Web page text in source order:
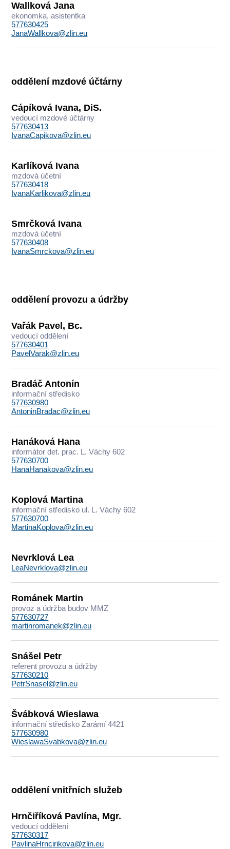
Wallková Jana
ekonomka, asistentka
577630425
JanaWallkova@zlin.eu
oddělení mzdové účtárny
Cápíková Ivana, DiS.
vedoucí mzdové účtárny
577630413
IvanaCapikova@zlin.eu
Karlíková Ivana
mzdová účetní
577630418
IvanaKarlikova@zlin.eu
Smrčková Ivana
mzdová účetní
577630408
IvanaSmrckova@zlin.eu
oddělení provozu a údržby
Vařák Pavel, Bc.
vedoucí oddělení
577630401
PavelVarak@zlin.eu
Bradáč Antonín
informační středisko
577630980
AntoninBradac@zlin.eu
Hanáková Hana
informátor det. prac. L. Váchy 602
577630700
HanaHanakova@zlin.eu
Koplová Martina
informační středisko ul. L. Váchy 602
577630700
MartinaKoplova@zlin.eu
Nevrklová Lea
LeaNevrklova@zlin.eu
Románek Martin
provoz a údržba budov MMZ
577630727
martinromanek@zlin.eu
Snášel Petr
referent provozu a údržby
577630210
PetrSnasel@zlin.eu
Švábková Wieslawa
informační středisko Zarámí 4421
577630980
WieslawaSvabkova@zlin.eu
oddělení vnitřních služeb
Hrnčiříková Pavlína, Mgr.
vedoucí oddělení
577630317
PavlinaHrncirikova@zlin.eu